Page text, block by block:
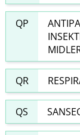
QP
QR
QS